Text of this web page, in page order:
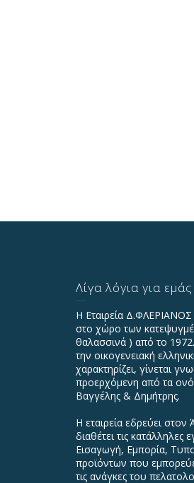
Λίγα λόγια για εμάς
Η Εταιρεία Δ.ΦΛΕΡΙΑΝΟΣ
στο χώρο των
θαλασσινά ) από το
την οικογενειακή
χαρακτηρίζει, γίνεται
προερχόμενη από τα
Βαγγέλης & Δημήτρης.
Η εταιρεία εδρεύει στον
διαθέτει τις κατάλληλες
Εισαγωγή, Εμπορία,
προϊόντων που
τις ανάγκες του